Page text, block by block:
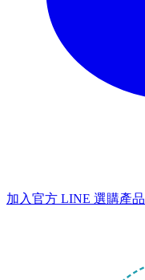
加入官方 LINE 選購產品